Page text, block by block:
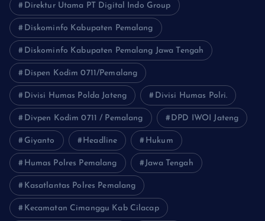
Direktur Utama PT Digital Indo Group
Diskominfo Kabupaten Pemalang
Diskominfo Kabupaten Pemalang Jawa Tengah
Dispen Kodim 0711/Pemalang
Divisi Humas Polda Jateng Divisi Humas Polri.
Divpen Kodim 0711 / Pemalang DPD IWOI Jateng
Giyanto Headline Hukum
Humas Polres Pemalang Jawa Tengah
Kasatlantas Polres Pemalang
Kecamatan Cimanggu Kab Cilacap